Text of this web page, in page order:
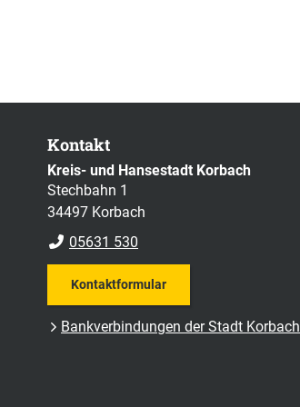
Kontakt
Kreis- und Hansestadt Korbach
Stechbahn 1
34497 Korbach
05631 530
Kontaktformular
Bankverbindungen der Stadt Korbach